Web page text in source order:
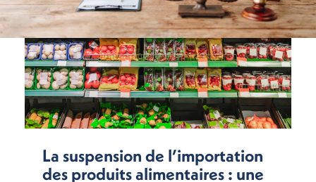
La suspension de l’importation
des produits alimentaires : une